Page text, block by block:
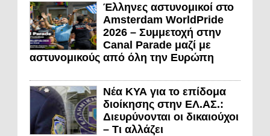
Έλληνες αστυνομικοί στο
Amsterdam WorldPride
2026 – Συμμετοχή στην
Canal Parade μαζί με
αστυνομικούς από όλη την Ευρώπη
Νέα ΚΥΑ για το επίδομα
διοίκησης στην ΕΛ.ΑΣ.:
Διευρύνονται οι δικαιούχοι
– Τι αλλάζει